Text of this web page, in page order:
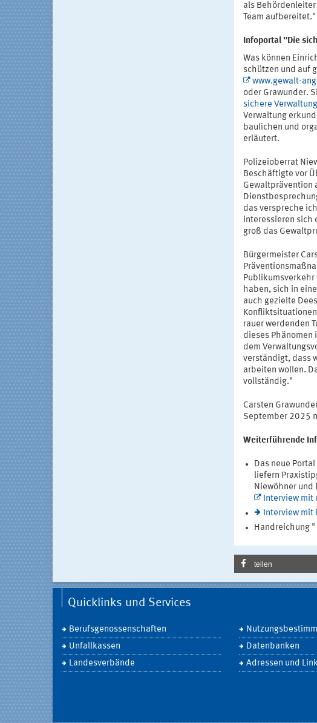
als
Team aufbereitet."
Infoportal "Die
Was können
schützen und auf
www.gewalt-
oder Grawunder.
sichere Verwaltung
Verwaltung
baulichen und
erläutert.
Polizeioberrat
Beschäftigte vor
Gewaltprävention
das verspreche
interessieren sich
groß das
Bürgermeister
haben, sich in
auch gezielte
rauer werdenden
dieses Phänomen
dem
verständigt, dass
arbeiten wollen.
vollständig."
Carsten
September 2025
Weiterführende
Das neue
liefern
Niewöhner und
Interview mit
Interview mit
Handreichung "
teilen
Quicklinks und Services
Berufsgenossenschaften
Unfallkassen
Landesverbände
Datenbanken
Adressen und